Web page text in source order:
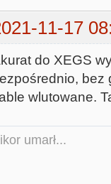
11-17
do XEGS
wlutowane.
umarł...